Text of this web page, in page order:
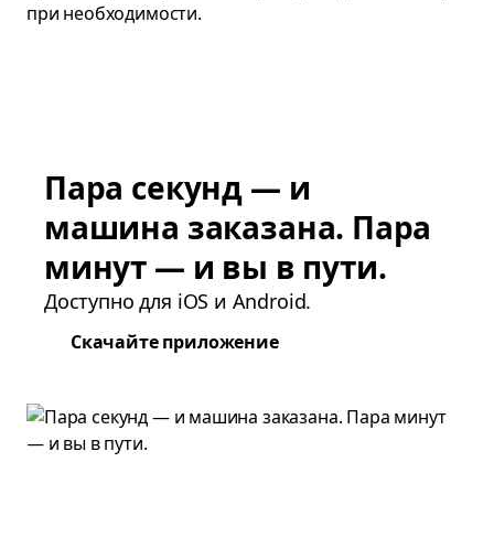
при необходимости.
Пара секунд — и
машина заказана. Пара
минут — и вы в пути.
Доступно для iOS и Android.
Скачайте приложение